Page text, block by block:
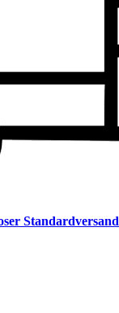
Standardversand